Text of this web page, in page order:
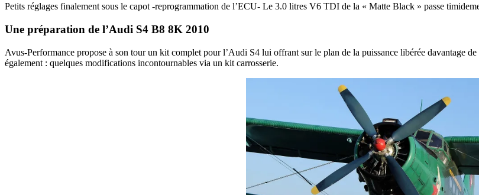
Petits réglages finalement sous le capot -reprogrammation de l’ECU- Le 3.0 litres V6 TDI de la « Matte Black » passe
Une préparation de l’Audi S4 B8 8K 2010
Avus-Performance propose à son tour un kit complet pour l’Audi S4 lui offrant sur le plan de la puissance libérée davantage de
également : quelques modifications incontournables via un kit carrosserie.